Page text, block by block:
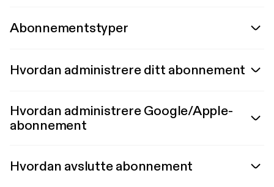
Abonnementstyper
Hvordan administrere ditt abonnement
Hvordan administrere Google/Apple-
abonnement
Hvordan avslutte abonnement